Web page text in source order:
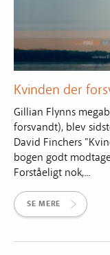
Kvinden der
Gillian Flynns
forsvandt), blev
David Finchers
bogen godt
Forståeligt nok,...
SE MERE